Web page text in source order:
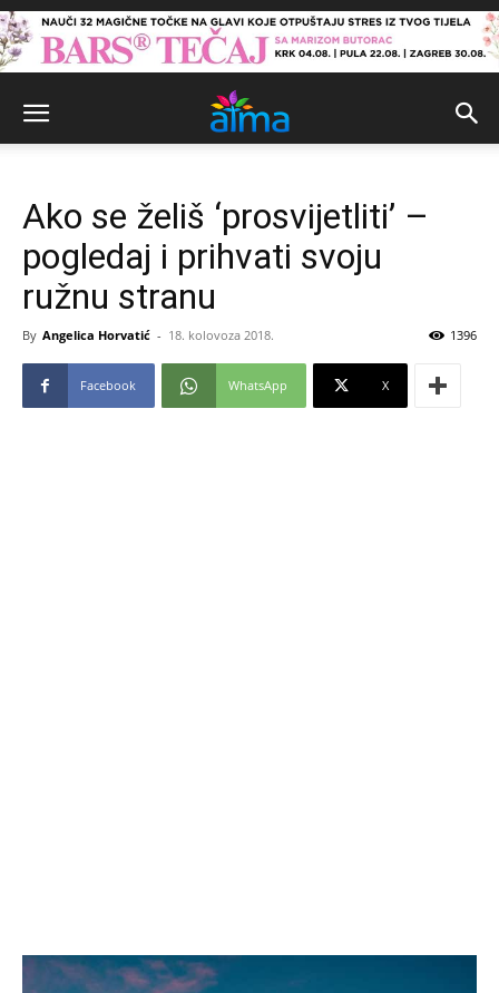
Ako se želiš ‘prosvijetliti’ –
pogledaj i prihvati svoju
ružnu stranu
By Angelica Horvatić - 18. kolovoza 2018. 1396
Facebook WhatsApp X